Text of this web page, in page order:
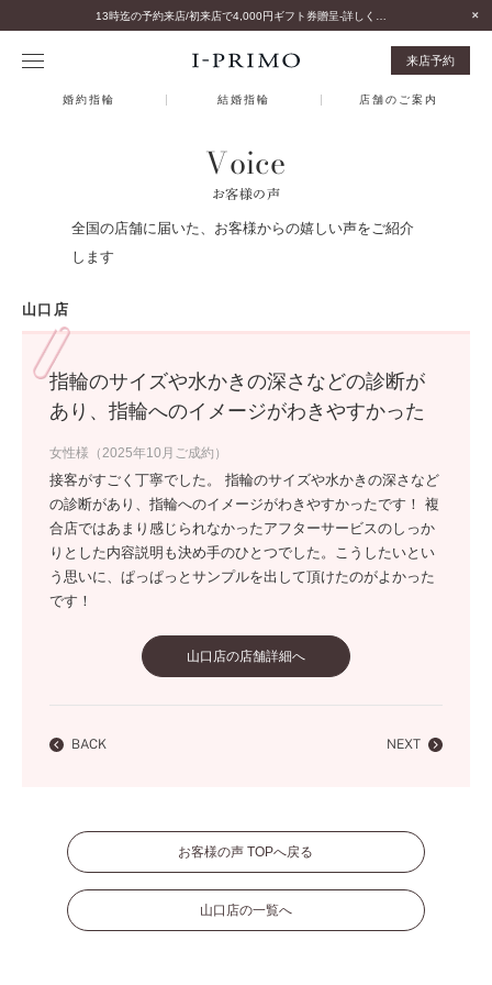
来店予約
婚約指輪 結婚指輪 店舗のご案内
Voice
お客様の声
全国の店舗に届いた、お客様からの嬉しい声をご紹介
します
山口店
指輪のサイズや水かきの深さなどの診断が
あり、指輪へのイメージがわきやすかった
女性様（2025年10月ご成約）
接客がすごく丁寧でした。 指輪のサイズや水かきの深さなど
の診断があり、指輪へのイメージがわきやすかったです！ 複
合店ではあまり感じられなかったアフターサービスのしっか
りとした内容説明も決め手のひとつでした。こうしたいとい
う思いに、ぱっぱっとサンプルを出して頂けたのがよかった
です！
山口店の店舗詳細へ
BACK NEXT
お客様の声 TOPへ戻る
山口店の一覧へ